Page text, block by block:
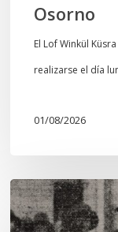
Osorno
El Lof Winkül
realizarse el día
01/08/2026
Chawrakawin:
Palimpsesto